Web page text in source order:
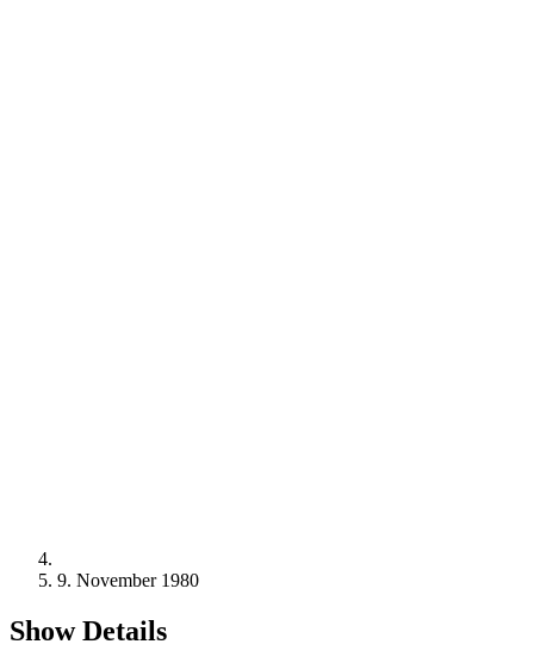
9. November 1980
Show Details